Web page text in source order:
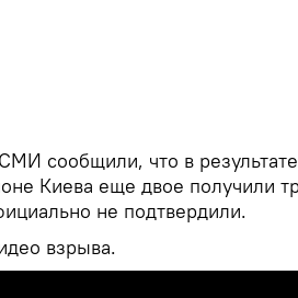
сообщили, что в
Киева еще двое получили
не подтвердили.
взрыва.